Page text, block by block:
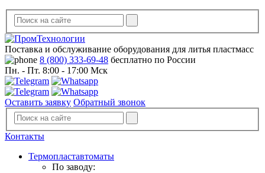
Поставка и обслуживание оборудования для литья пластмасс
8 (800) 333-69-48 бесплатно по России
Пн. - Пт. 8:00 - 17:00 Мск
Оставить заявку Обратный звонок
Контакты
Термопластавтоматы
По заводу: